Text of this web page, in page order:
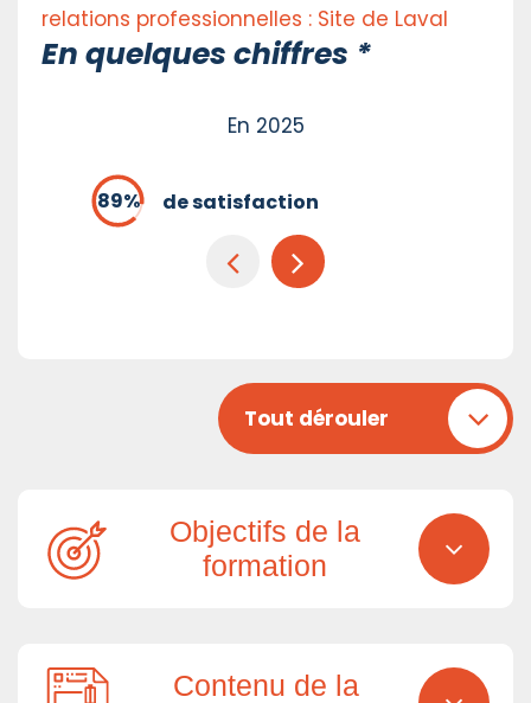
relations professionnelles : Site de Laval
En quelques chiffres *
En 2025
de satisfaction
Tout dérouler
Objectifs de la
formation
Contenu de la